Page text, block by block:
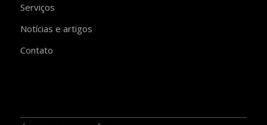
Serviços
Notícias e artigos
Contato